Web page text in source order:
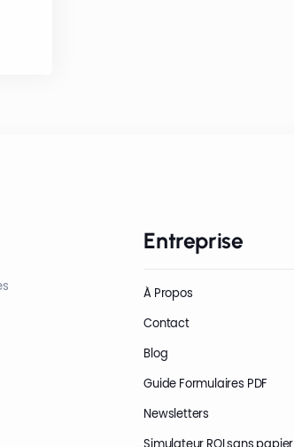
Entreprise
À Propos
Contact
Blog
Guide Formulaires PDF
Newsletters